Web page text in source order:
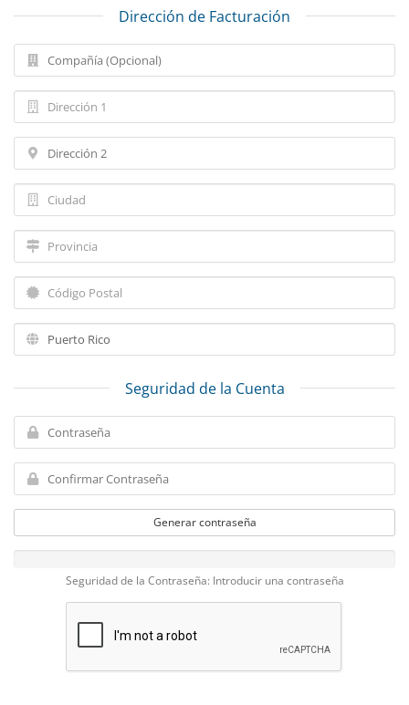
Dirección de Facturación
Seguridad de la Cuenta
Generar contraseña
Seguridad de la Contraseña: Introducir una contraseña